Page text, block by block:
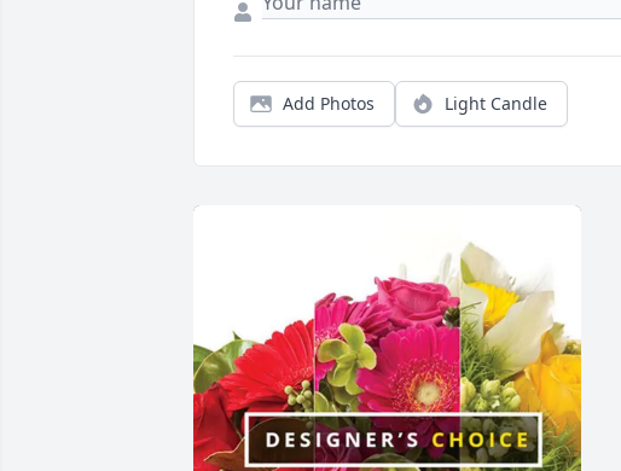
Add Photos Light Candle